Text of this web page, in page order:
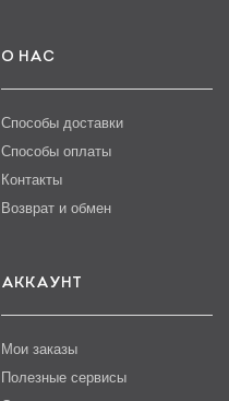
О НАС
Способы доставки
Способы оплаты
Контакты
Возврат и обмен
АККАУНТ
Мои заказы
Полезные сервисы